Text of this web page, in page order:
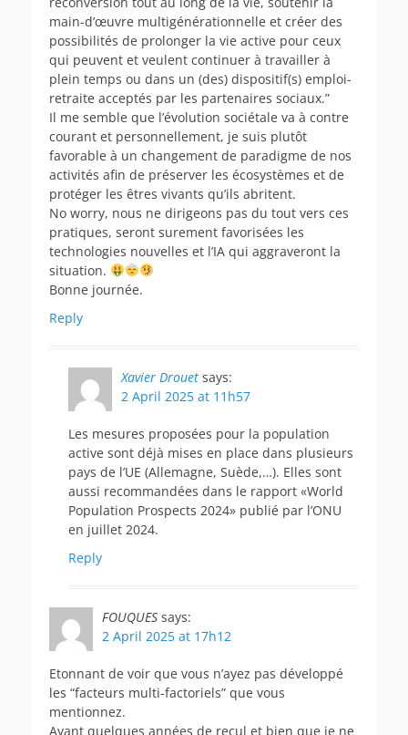
main-d’œuvre multigénérationnelle et créer des
possibilités de prolonger la vie active pour ceux
qui peuvent et veulent continuer à travailler à
plein temps ou dans un (des) dispositif(s) emploi-
retraite acceptés par les partenaires sociaux.”
Il me semble que l’évolution sociétale va à contre
courant et personnellement, je suis plutôt
favorable à un changement de paradigme de nos
activités afin de préserver les écosystèmes et de
protéger les êtres vivants qu’ils abritent.
No worry, nous ne dirigeons pas du tout vers ces
pratiques, seront surement favorisées les
technologies nouvelles et l’IA qui aggraveront la
situation.
Bonne journée.
Reply
Xavier Drouet says:
2 April 2025 at 11h57
Les mesures proposées pour la population
active sont déjà mises en place dans plusieurs
pays de l’UE (Allemagne, Suède,…). Elles sont
aussi recommandées dans le rapport «World
Population Prospects 2024» publié par l’ONU
en juillet 2024.
Reply
FOUQUES says:
2 April 2025 at 17h12
Etonnant de voir que vous n’ayez pas développé
les “facteurs multi-factoriels” que vous
mentionnez.
Ayant quelques années de recul et bien que je ne